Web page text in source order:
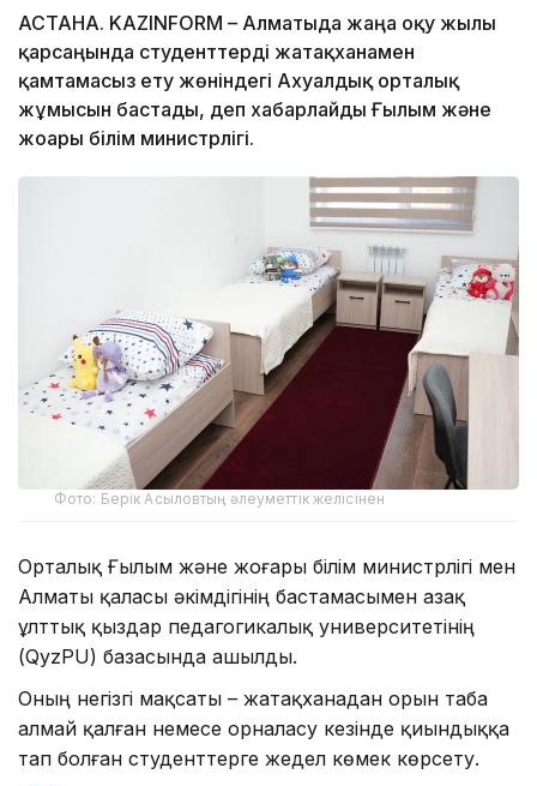
АСТАНА. KAZINFORM – Алматыда жаңа оқу жылы
қарсаңында студенттерді жатақханамен
қамтамасыз ету жөніндегі Ахуалдық орталық
жұмысын бастады, деп хабарлайды Ғылым және
жоғары білім министрлігі.
Фото: Берік Асыловтың әлеуметтік желісінен
Орталық Ғылым және жоғары білім министрлігі мен
Алматы қаласы әкімдігінің бастамасымен Қазақ
ұлттық қыздар педагогикалық университетінің
(QyzPU) базасында ашылды.
Оның негізгі мақсаты – жатақханадан орын таба
алмай қалған немесе орналасу кезінде қиындыққа
тап болған студенттерге жедел көмек көрсету.